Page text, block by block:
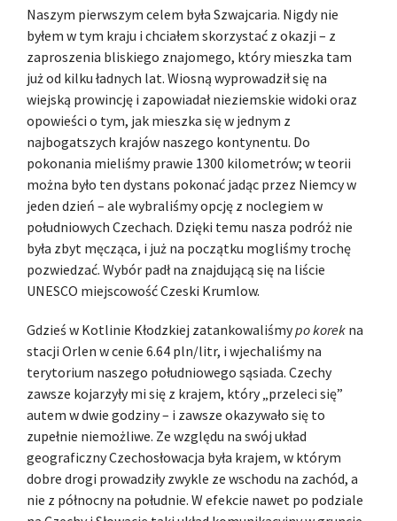
Naszym pierwszym celem była Szwajcaria. Nigdy nie
byłem w tym kraju i chciałem skorzystać z okazji – z
zaproszenia bliskiego znajomego, który mieszka tam
już od kilku ładnych lat. Wiosną wyprowadził się na
wiejską prowincję i zapowiadał nieziemskie widoki oraz
opowieści o tym, jak mieszka się w jednym z
najbogatszych krajów naszego kontynentu. Do
pokonania mieliśmy prawie 1300 kilometrów; w teorii
można było ten dystans pokonać jadąc przez Niemcy w
jeden dzień – ale wybraliśmy opcję z noclegiem w
południowych Czechach. Dzięki temu nasza podróż nie
była zbyt męcząca, i już na początku mogliśmy trochę
pozwiedzać. Wybór padł na znajdującą się na liście
UNESCO miejscowość Czeski Krumlow.
Gdzieś w Kotlinie Kłodzkiej zatankowaliśmypo korek na
stacji Orlen w cenie 6.64 pln/litr, i wjechaliśmy na
terytorium naszego południowego sąsiada. Czechy
zawsze kojarzyły mi się z krajem, który „przeleci się”
autem w dwie godziny – i zawsze okazywało się to
zupełnie niemożliwe. Ze względu na swój układ
geograficzny Czechosłowacja była krajem, w którym
dobre drogi prowadziły zwykle ze wschodu na zachód, a
nie z północny na południe. W efekcie nawet po podziale